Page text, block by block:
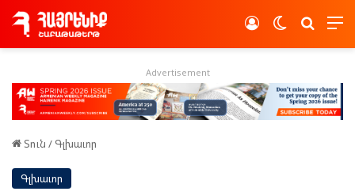
Switch skin
Log In
Advertisement
Տուն / Գլխաւոր
Գլխաւոր